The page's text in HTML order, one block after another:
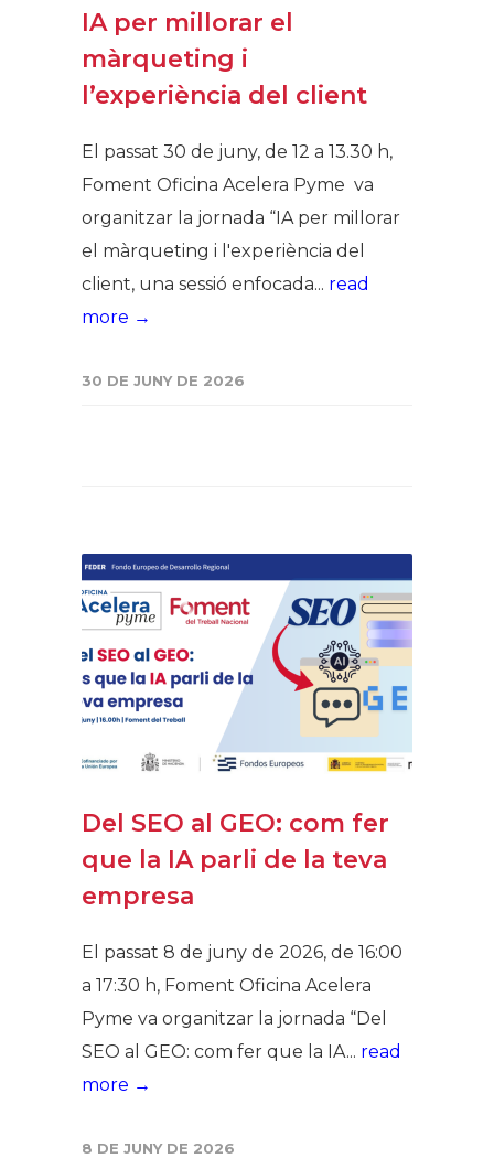
IA per millorar el
màrqueting i
l’experiència del client
El passat 30 de juny, de 12 a 13.30 h,
Foment Oficina Acelera Pyme va
organitzar la jornada “IA per millorar
el màrqueting i l'experiència del
client, una sessió enfocada... read
more →
30 DE JUNY DE 2026
Del SEO al GEO: com fer
que la IA parli de la teva
empresa
El passat 8 de juny de 2026, de 16:00
a 17:30 h, Foment Oficina Acelera
Pyme va organitzar la jornada “Del
SEO al GEO: com fer que la IA... read
more →
8 DE JUNY DE 2026